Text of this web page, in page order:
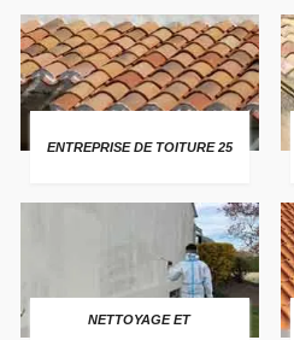
ENTREPRISE DE TOITURE 25
NETTOYAGE ET